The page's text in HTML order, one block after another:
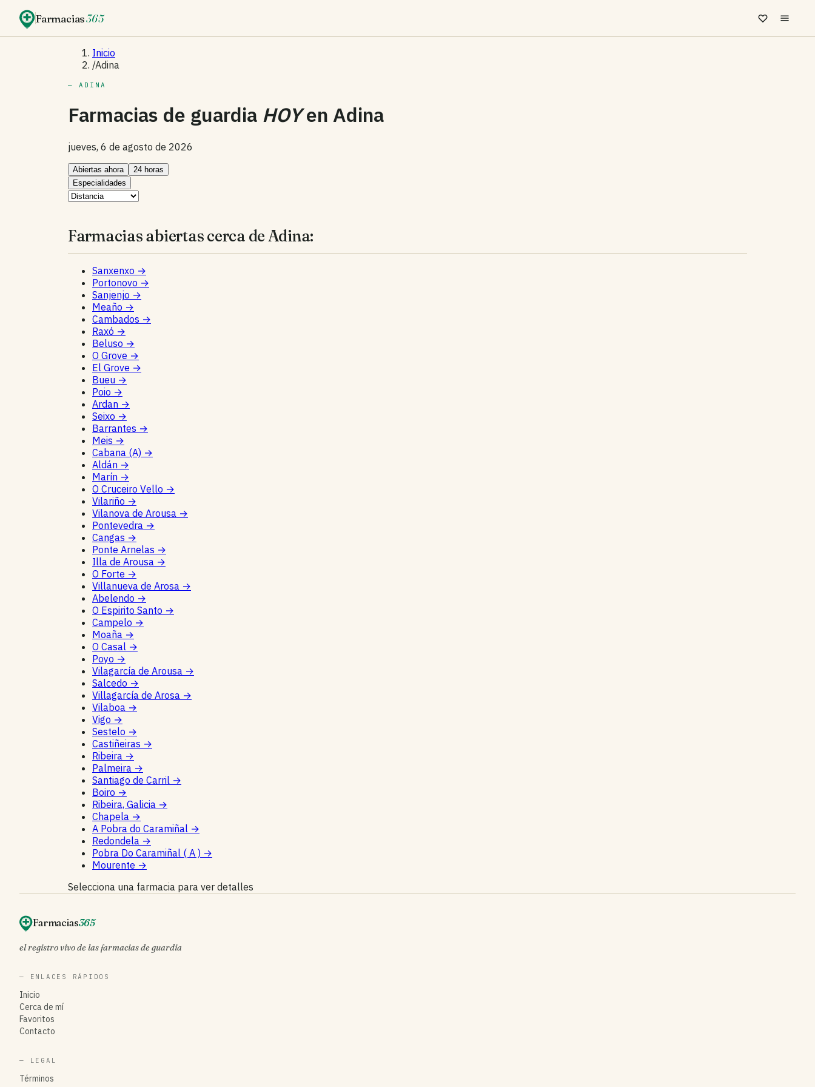
Farmacias365
Inicio
/Adina
— ADINA
Farmacias de guardia HOYen Adina
jueves, 6 de agosto de 2026
Abiertas ahora
24 horas
Especialidades
Farmacias abiertas cerca de Adina:
Sanxenxo →
Portonovo →
Sanjenjo →
Meaño →
Cambados →
Raxó →
Beluso →
O Grove →
El Grove →
Bueu →
Poio →
Ardan →
Seixo →
Barrantes →
Meis →
Cabana (A) →
Aldán →
Marín →
O Cruceiro Vello →
Vilariño →
Vilanova de Arousa →
Pontevedra →
Cangas →
Ponte Arnelas →
Illa de Arousa →
O Forte →
Villanueva de Arosa →
Abelendo →
O Espirito Santo →
Campelo →
Moaña →
O Casal →
Poyo →
Vilagarcía de Arousa →
Salcedo →
Villagarcía de Arosa →
Vilaboa →
Vigo →
Sestelo →
Castiñeiras →
Ribeira →
Palmeira →
Santiago de Carril →
Boiro →
Ribeira, Galicia →
Chapela →
A Pobra do Caramiñal →
Redondela →
Pobra Do Caramiñal ( A ) →
Mourente →
Selecciona una farmacia para ver detalles
Farmacias365
el registro vivo de las farmacias de guardia
— ENLACES RÁPIDOS
Inicio
Cerca de mí
Favoritos
Contacto
— LEGAL
Términos